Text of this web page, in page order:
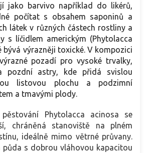
jako barvivo například do likérů,
počítat s obsahem saponinů a
látek v různých částech rostliny a
s líčidlem americkým (Phytolacca
bývá výrazněji toxické. V kompozici
pozadí pro vysoké trvalky,
pozdní astry, kde přidá svislou
listovou plochu a podzimní
a tmavými plody.
Phytolacca acinosa se
chráněná stanoviště na plném
ideálně mimo větrné průvany.
půda s dobrou vláhovou kapacitou